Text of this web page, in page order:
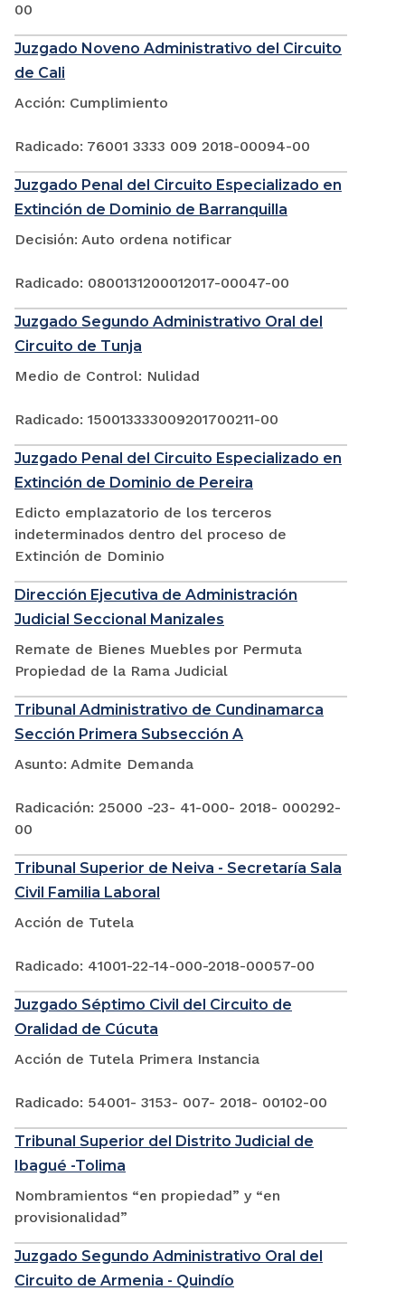
00
Juzgado Noveno Administrativo del Circuito
de Cali
Acción: Cumplimiento
Radicado: 76001 3333 009 2018-00094-00
Juzgado Penal del Circuito Especializado en
Extinción de Dominio de Barranquilla
Decisión: Auto ordena notificar
Radicado: 0800131200012017-00047-00
Juzgado Segundo Administrativo Oral del
Circuito de Tunja
Medio de Control: Nulidad
Radicado: 150013333009201700211-00
Juzgado Penal del Circuito Especializado en
Extinción de Dominio de Pereira
Edicto emplazatorio de los terceros
indeterminados dentro del proceso de
Extinción de Dominio
Dirección Ejecutiva de Administración
Judicial Seccional Manizales
Remate de Bienes Muebles por Permuta
Propiedad de la Rama Judicial
Tribunal Administrativo de Cundinamarca
Sección Primera Subsección A
Asunto: Admite Demanda
Radicación: 25000 -23- 41-000- 2018- 000292-
00
Tribunal Superior de Neiva - Secretaría Sala
Civil Familia Laboral
Acción de Tutela
Radicado: 41001-22-14-000-2018-00057-00
Juzgado Séptimo Civil del Circuito de
Oralidad de Cúcuta
Acción de Tutela Primera Instancia
Radicado: 54001- 3153- 007- 2018- 00102-00
Tribunal Superior del Distrito Judicial de
Ibagué -Tolima
Nombramientos “en propiedad” y “en
provisionalidad”
Juzgado Segundo Administrativo Oral del
Circuito de Armenia - Quindío